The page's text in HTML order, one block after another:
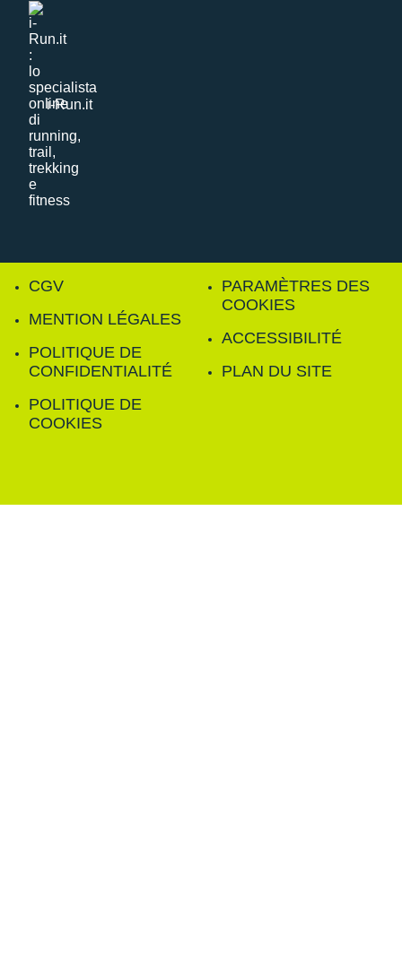
i-Run.it
CGV
MENTION LÉGALES
POLITIQUE DE
CONFIDENTIALITÉ
POLITIQUE DE
COOKIES
PARAMÈTRES DES
COOKIES
ACCESSIBILITÉ
PLAN DU SITE